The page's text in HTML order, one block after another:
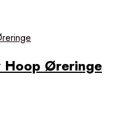
Hoop Øreringe